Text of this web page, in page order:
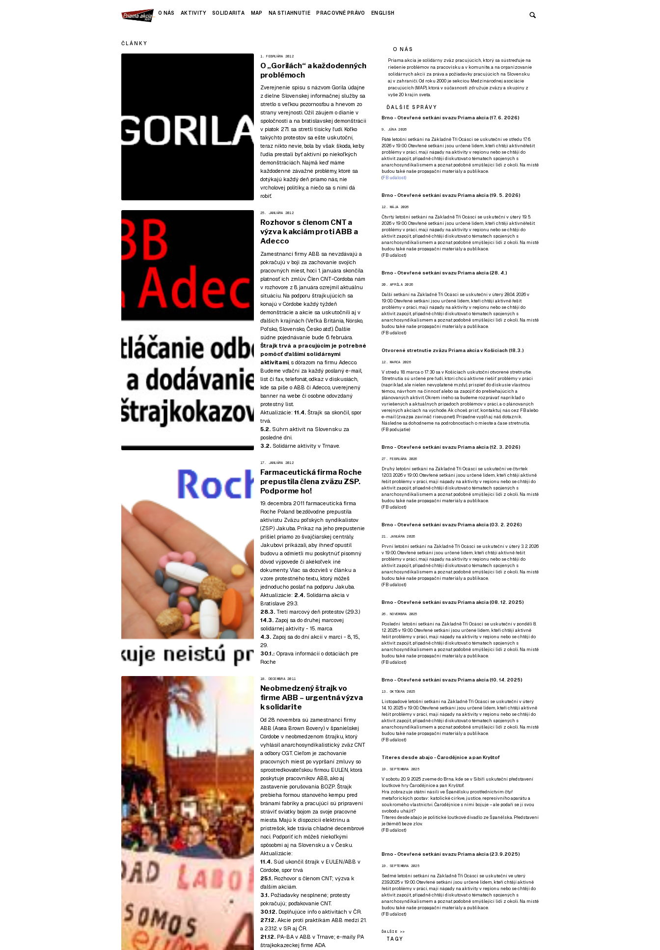
O NÁS AKTIVITY SOLIDARITA MAP NA STIAHNUTIE PRACOVNÉ PRÁVO ENGLISH
ČLÁNKY
1. FEBRUÁRA 2012
O „Gorilách“ a každodenných
problémoch
Zverejnenie spisu s názvom Gorila údajne
z dielne Slovenskej informačnej služby sa
stretlo s veľkou pozornosťou a hnevom zo
strany verejnosti. Ožil záujem o dianie v
spoločnosti a na bratislavskej demonštrácii
v piatok 27.1. sa stretli tisícky ľudí. Koľko
takýchto protestov sa ešte uskutoční,
teraz nikto nevie, bola by však škoda, keby
ľudia prestali byť aktívni po niekoľkých
demonštráciách. Najmä keď máme
každodenné závažné problémy, ktoré sa
dotýkajú každý deň priamo nás, nie
vrcholovej politiky, a niečo sa s nimi dá
robiť.
25. JANUÁRA 2012
Rozhovor s členom CNT a
výzva k akciám proti ABB a
Adecco
Zamestnanci firmy ABB sa nevzdávajú a
pokračujú v boji za zachovanie svojich
pracovných miest, hoci 1. januára skončila
platnosť ich zmlúv. Člen CNT-Córdoba nám
v rozhovore z 8. januára ozrejmil aktuálnu
situáciu. Na podporu štrajkujúcich sa
konajú v Córdobe každý týždeň
demonštrácie a akcie sa uskutočnili aj v
ďalších krajinách (Veľká Británia, Nórsko,
Poľsko, Slovensko, Česko atď.). Ďalšie
súdne pojednávanie bude 6. februára.
Štrajk trvá a pracujúcim je potrebné
pomôcť ďalšími solidárnymi
aktivitami, s dôrazom na firmu Adecco.
Budeme vďační za každý poslaný e-mail,
list či fax, telefonát, odkaz v diskusiách,
kde sa píše o ABB či Adecco, uverejnený
banner na webe či osobne odovzdaný
protestný list.
Aktualizácie: 11.4. Štrajk sa skončil, spor
trvá
5.2. Súhrn aktivít na Slovensku za
posledné dni
3.2. Solidárne aktivity v Trnave
17. JANUÁRA 2012
Farmaceutická firma Roche
prepustila člena zväzu ZSP.
Podporme ho!
19. decembra 2011 farmaceutická firma
Roche Poland bezdôvodne prepustila
aktivistu Zväzu poľských syndikalistov
(ZSP) Jakuba. Príkaz na jeho prepustenie
prišiel priamo zo švajčiarskej centrály.
Jakubovi prikázali, aby ihneď opustil
budovu a odmietli mu poskytnúť písomný
dôvod výpovede či akékoľvek iné
dokumenty. Viac sa dozvieš v článku a
vzore protestného textu, ktorý môžeš
jednoducho poslať na podporu Jakuba.
Aktualizácie: 2.4. Solidárna akcia v
Bratislave 29.3.
28.3. Tretí marcový deň protestov (29.3.)
14.3. Zapoj sa do druhej marcovej
solidárnej aktivity - 15. marca
4.3. Zapoj sa do dní akcií v marci - 8., 15.,
29.
30.1.: Oprava informácií o dotáciách pre
Roche
18. DECEMBRA 2011
Neobmedzený štrajk vo
firme ABB – urgentná výzva
k solidarite
Od 28. novembra sú zamestnanci firmy
ABB (Asea Brown Bovery) v španielskej
Córdobe v neobmedzenom štrajku, ktorý
vyhlásil anarchosyndikalistický zväz CNT
a odbory CGT. Cieľom je zachovanie
pracovných miest po vypršaní zmluvy so
sprostredkovateľskou firmou EULEN, ktorá
poskytuje pracovníkov ABB, ako aj
zastavenie porušovania BOZP. Štrajk
prebieha formou stanového kempu pred
bránami fabriky a pracujúci sú pripravení
stráviť sviatky bojom za svoje pracovné
miesta. Majú k dispozícii elektrinu a
prístrešok, kde trávia chladné decembrové
noci. Podporiť ich môžeš niekoľkými
spôsobmi aj na Slovensku a v Česku.
Aktualizácie:
11.4. Súd ukončil štrajk v EULEN/ABB v
Córdobe, spor trvá
25.1. Rozhovor s členom CNT; výzva k
ďalším akciám
3.1. Požiadavky nesplnené; protesty
pokračujú; poďakovanie CNT.
30.12. Doplňujúce info o aktivitách v ČR
27.12. Akcie proti praktikám ABB medzi 21.
a 23.12. v SR aj ČR
21.12. PA-BA v ABB v Trnave; e-maily PA
štrajkokazeckej firme ADA.
O NÁS
Priama akcia je solidárny zväz pracujúcich, ktorý sa sústreďuje na
riešenie problémov na pracovisku a v komunite, a na organizovanie
solidárnych akcií za práva a požiadavky pracujúcich na Slovensku
aj v zahraničí. Od roku 2000 je sekciou Medzinárodnej asociácie
pracujúcich (MAP), ktorá v súčasnosti združuje zväzy a skupiny z
vyše 20 krajín sveta.
ĎALŠIE SPRÁVY
Brno - Otevřené setkání svazu Priama akcia (17. 6. 2026)
9. JÚNA 2026
Páté letošní setkání na Základně Tři Ocásci se uskuteční ve středu 17. 6.
2026 v 19:00. Otevřené setkání jsou určené lidem, kteří chtějí aktivněřešit
problémy v práci, mají nápady na aktivity v regionu nebo se chtějí do
aktivit zapojit, případně chtějí diskutovat o tématech spojených s
anarchosyndikalismem a poznat podobně smýšlející lidi z okolí. Na místě
budou také naše propagační materiály a publikace.
(FB událost)
Brno - Otevřené setkání svazu Priama akcia (19. 5. 2026)
12. MÁJA 2026
Čtvrtý letošní setkání na Základně Tři Ocásci se uskuteční v úterý 19. 5.
2026 v 19:00. Otevřené setkání jsou určené lidem, kteří chtějí aktivněřešit
problémy v práci, mají nápady na aktivity v regionu nebo se chtějí do
aktivit zapojit, případně chtějí diskutovat o tématech spojených s
anarchosyndikalismem a poznat podobně smýšlející lidi z okolí. Na místě
budou také naše propagační materiály a publikace.
(FB událost)
Brno - Otevřené setkání svazu Priama akcia (28. 4.)
20. APRÍLA 2026
Další setkání na Základně Tři Ocásci se uskuteční v úterý 28.04. 2026 v
19:00. Otevřené setkání jsou určené lidem, kteří chtějí aktivně řešit
problémy v práci, mají nápady na aktivity v regionu nebo se chtějí do
aktivit zapojit, případně chtějí diskutovat o tématech spojených s
anarchosyndikalismem a poznat podobně smýšlející lidi z okolí. Na místě
budou také naše propagační materiály a publikace.
(FB událost)
Otvorené stretnutie zväzu Priama akcia v Košiciach (18.3.)
12. MARCA 2026
V stredu 18. marca o 17:30 sa v Košiciach uskutoční otvorené stretnutie.
Stretnutia sú určené pre ľudí, ktorí chcú aktívne riešiť problémy v práci
(napríklad, ale nielen nevyplatené mzdy), prispieť do diskusie vlastnou
témou, návrhom na činnosť alebo sa zapojiť do prebiehajúcich a
plánovaných aktivít. Okrem iného sa budeme rozprávať napríklad o
vyriešených a aktuálnych prípadoch problémov v práci, a o plánovaných
verejných akciach na východe. Ak chceš prísť, kontaktuj nás cez FBalebo
e-mail (zvazpa zavináč riseup.net). Prípadnevyplň aj náš dotazník.
Následne sa dohodneme na podrobnostiach o mieste a čase stretnutia.
(FB podujatie)
Brno - Otevřené setkání svazu Priama akcia (12. 3. 2026)
27. FEBRUÁRA 2026
Druhý letošní setkání na Základně Tři Ocásci se uskuteční ve čtvrtek
12.03. 2026 v 19:00. Otevřené setkání jsou určené lidem, kteří chtějí aktivně
řešit problémy v práci, mají nápady na aktivity v regionu nebo se chtějí do
aktivit zapojit, případně chtějí diskutovat o tématech spojených s
anarchosyndikalismem a poznat podobně smýšlející lidi z okolí. Na místě
budou také naše propagační materiály a publikace.
(FB událost)
Brno - Otevřené setkání svazu Priama akcia (03. 2. 2026)
21. JANUÁRA 2026
První letošní setkání na Základně Tři Ocásci se uskuteční v úterý 3. 2. 2026
v 19:00. Otevřené setkání jsou určené lidem, kteří chtějí aktivně řešit
problémy v práci, mají nápady na aktivity v regionu nebo se chtějí do
aktivit zapojit, případně chtějí diskutovat o tématech spojených s
anarchosyndikalismem a poznat podobně smýšlející lidi z okolí. Na místě
budou také naše propagační materiály a publikace.
(FB událost)
Brno - Otevřené setkání svazu Priama akcia (08. 12. 2025)
26. NOVEMBRA 2025
Poslední letošní setkání na Základně Tři Ocásci se uskuteční v ponděli 8.
12. 2025 v 19:00. Otevřené setkání jsou určené lidem, kteří chtějí aktivně
řešit problémy v práci, mají nápady na aktivity v regionu nebo se chtějí do
aktivit zapojit, případně chtějí diskutovat o tématech spojených s
anarchosyndikalismem a poznat podobně smýšlející lidi z okolí. Na místě
budou také naše propagační materiály a publikace.
(FB událost)
Brno - Otevřené setkání svazu Priama akcia (10. 14. 2025)
13. OKTÓBRA 2025
Listopadové letošní setkání na Základně Tři Ocásci se uskuteční v úterý
14. 10. 2025 v 19:00. Otevřené setkání jsou určené lidem, kteří chtějí aktivně
řešit problémy v práci, mají nápady na aktivity v regionu nebo se chtějí do
aktivit zapojit, případně chtějí diskutovat o tématech spojených s
anarchosyndikalismem a poznat podobně smýšlející lidi z okolí. Na místě
budou také naše propagační materiály a publikace.
(FB událost)
Títeres desde abajo - Čarodějnice a pan Kryštof
19. SEPTEMBRA 2025
V sobotu 20. 9. 2025 zveme do Brna, kde se v Sibiři uskuteční představení
loutkové hry Čarodějnice a pan Kryštof.
Hra zobrazuje státní násilí ve Španělsku prostřednictvím čtyř
metaforických postav: katolické církve, justice, represivního aparátu a
soukromého vlastnictví. Čarodějnice s nimi bojuje – ale podaří se jí svou
svobodu uhájit?
Títeres desde abajo je politické loutkové divadlo ze Španělska. Představení
je (téměř) beze zlov.
(FB událost)
Brno - Otevřené setkání svazu Priama akcia (23.9.2025)
19. SEPTEMBRA 2025
Sedmé letošní setkání na Základně Tři Ocásci se uskuteční ve uterý
23.9.2025 v 19:00. Otevřené setkání jsou určené lidem, kteří chtějí aktivně
řešit problémy v práci, mají nápady na aktivity v regionu nebo se chtějí do
aktivit zapojit, případně chtějí diskutovat o tématech spojených s
anarchosyndikalismem a poznat podobně smýšlející lidi z okolí. Na místě
budou také naše propagační materiály a publikace.
(FB událost)
ĎALŠIE >>
TAGY